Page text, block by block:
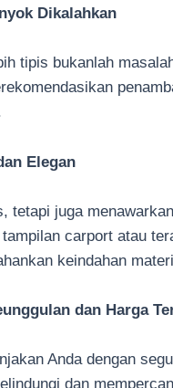
Dikalahkan
tipis bukanlah
Elegan
tetapi juga
carport atau
keindahan
dan Harga
Anda dengan
dan